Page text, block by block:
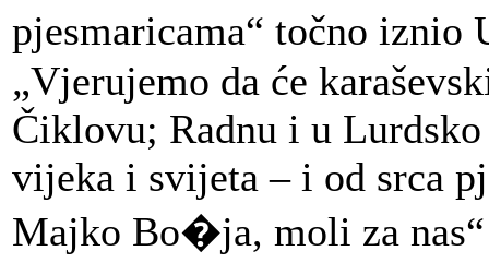
pjesmaricama“ točno
„Vjerujemo da će
Čiklovu; Radnu i u
vijeka i svijeta – i od srca
Majko Bo�ja, moli za